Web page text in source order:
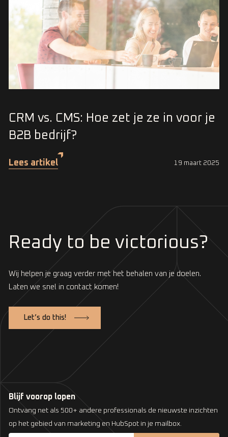
CRM vs. CMS: Hoe zet je ze in voor je
B2B bedrijf?
Lees artikel 19 maart 2025
Ready to be victorious?
Wij helpen je graag verder met het behalen van je doelen.
Laten we snel in contact komen!
Let’s do this!
Blijf voorop lopen
Ontvang net als 500+ andere professionals de nieuwste inzichten
op het gebied van marketing en HubSpot in je mailbox.